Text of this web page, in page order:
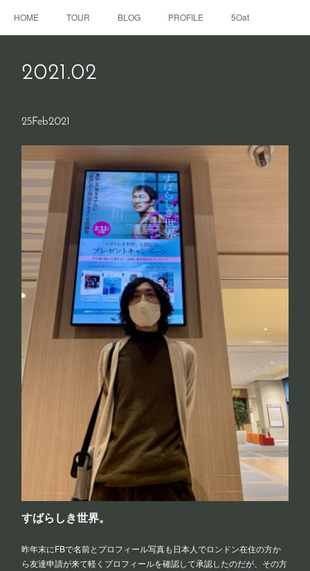
HOME TOUR BLOG PROFILE 5Oat
2021.02
25Feb2021
すばらしき世界。
昨年末にFBで名前とプロフィール写真も日本人でロンドン在住の方か
ら友達申請が来て軽くプロフィールを確認して承認したのだが、その方